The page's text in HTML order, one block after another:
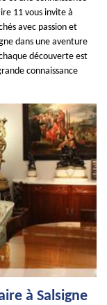
11 vous invite à
avec passion et
dans une aventure
découverte est
connaissance
à Salsigne